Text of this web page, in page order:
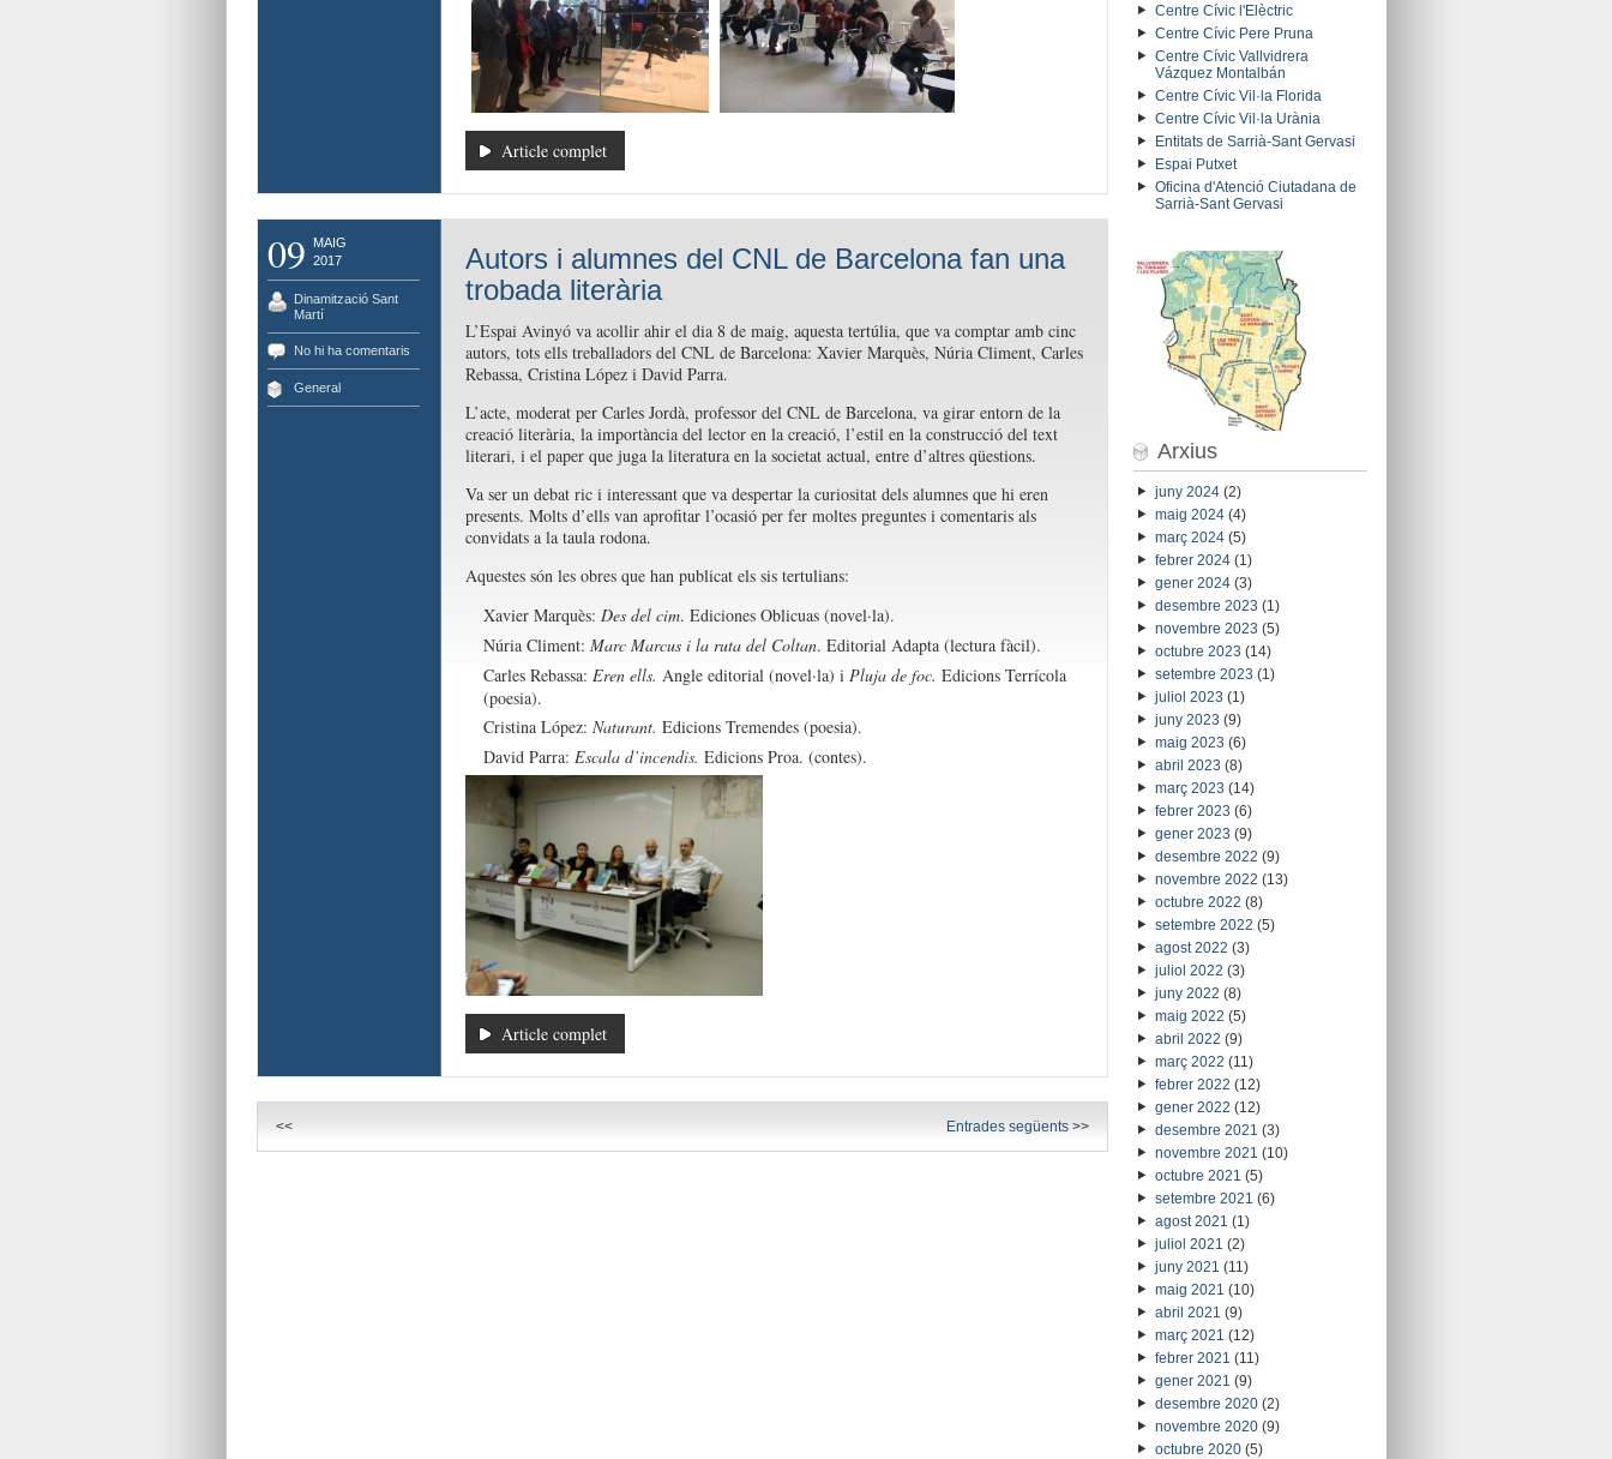
Article complet
09
MAIG
2017
Dinamització Sant
Martí
No hi ha comentaris
General
Autors i alumnes del CNL de Barcelona fan una
trobada literària
L’Espai Avinyó va acollir ahir el dia 8 de maig, aquesta tertúlia, que va comptar amb cinc
autors, tots ells treballadors del CNL de Barcelona: Xavier Marquès, Núria Climent, Carles
Rebassa, Cristina López i David Parra.
L’acte, moderat per Carles Jordà, professor del CNL de Barcelona, va girar entorn de la
creació literària, la importància del lector en la creació, l’estil en la construcció del text
literari, i el paper que juga la literatura en la societat actual, entre d’altres qüestions.
Va ser un debat ric i interessant que va despertar la curiositat dels alumnes que hi eren
presents. Molts d’ells van aprofitar l’ocasió per fer moltes preguntes i comentaris als
convidats a la taula rodona.
Aquestes són les obres que han publicat els sis tertulians:
Xavier Marquès: Des del cim. Ediciones Oblicuas (novel·la).
Núria Climent: Marc Marcus i la ruta del Coltan. Editorial Adapta (lectura fàcil).
Carles Rebassa: Eren ells. Angle editorial (novel·la) i Pluja de foc. Edicions Terrícola
(poesia).
Cristina López: Naturant. Edicions Tremendes (poesia).
David Parra: Escala d’incendis. Edicions Proa. (contes).
Article complet
Entrades següents>>
<<
Centre Cívic l'Elèctric
Centre Cívic Pere Pruna
Centre Cívic Vallvidrera
Vázquez Montalbán
Centre Cívic Vil·la Florida
Centre Cívic Vil·la Urània
Entitats de Sarrià-Sant Gervasi
Espai Putxet
Oficina d'Atenció Ciutadana de
Sarrià-Sant Gervasi
Arxius
juny 2024(2)
maig 2024(4)
març 2024(5)
febrer 2024(1)
gener 2024(3)
desembre 2023 (1)
novembre 2023 (5)
octubre 2023 (14)
setembre 2023 (1)
juliol 2023 (1)
juny 2023 (9)
maig 2023 (6)
abril 2023 (8)
març 2023 (14)
febrer 2023 (6)
gener 2023 (9)
desembre 2022 (9)
novembre 2022 (13)
octubre 2022 (8)
setembre 2022 (5)
agost 2022 (3)
juliol 2022 (3)
juny 2022 (8)
maig 2022 (5)
abril 2022 (9)
març 2022 (11)
febrer 2022 (12)
gener 2022 (12)
desembre 2021 (3)
novembre 2021 (10)
octubre 2021 (5)
setembre 2021 (6)
agost 2021 (1)
juliol 2021 (2)
juny 2021 (11)
maig 2021 (10)
abril 2021 (9)
març 2021 (12)
febrer 2021 (11)
gener 2021 (9)
desembre 2020(2)
novembre 2020(9)
octubre 2020(5)